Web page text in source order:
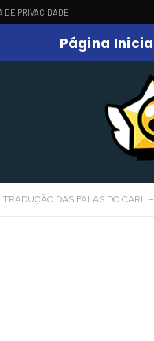
DE PRIVACIDADE
Página
TRADUÇÃO DAS FALAS DO CARL